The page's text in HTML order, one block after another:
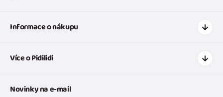
Informace o nákupu
Doprava a platba
Tabulka velikostí obuvi
Více o Pidilidi
O nás
Novinky na e-mail